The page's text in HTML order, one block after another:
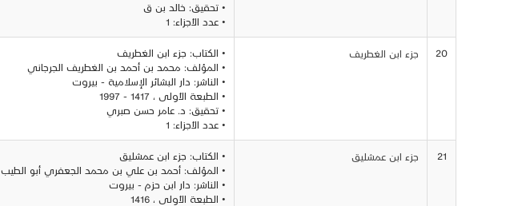
• تحقيق: خالد بن ق
• عدد الأجزاء: 1
20 جزء ابن الغطريف
• الكتاب: جزء ابن الغطريف
• المؤلف: محمد بن أحمد بن الغطريف الجرجاني
• الناشر: دار البشائر الإسلامية - بيروت
• الطبعة الأولى ، 1417 - 1997
• تحقيق: د. عامر حسن صبري
• عدد الأجزاء: 1
21 جزء ابن عمشليق
• الكتاب: جزء ابن عمشليق
• المؤلف: أحمد بن علي بن محمد الجعفري أبو الطيب
• الناشر: دار ابن حزم - بيروت
• الطبعة الأولى ، 1416